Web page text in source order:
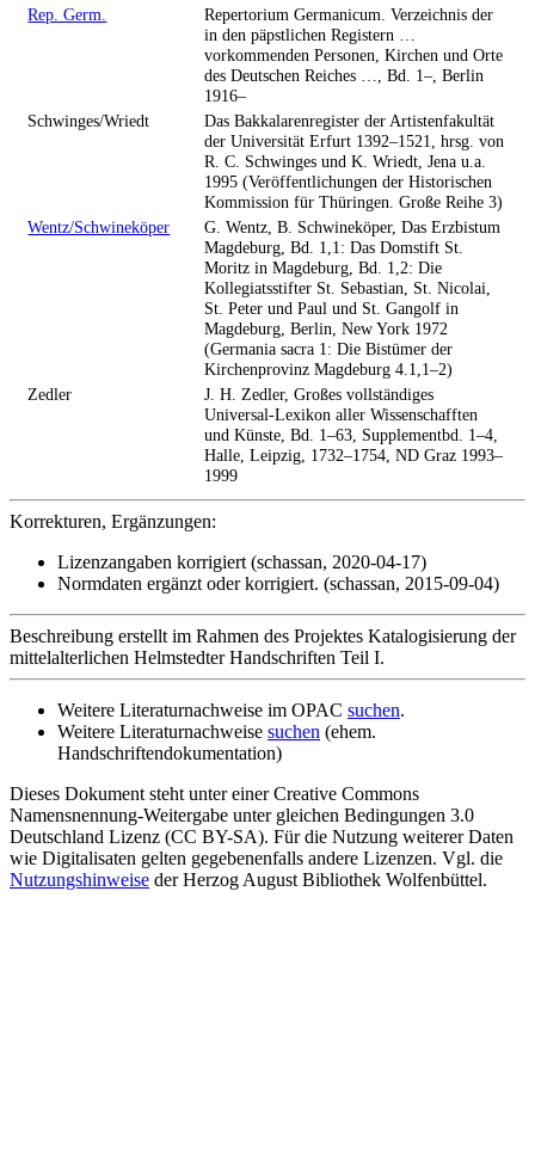
Rep. Germ.
Repertorium Germanicum. Verzeichnis der
in den päpstlichen Registern …
vorkommenden Personen, Kirchen und Orte
des Deutschen Reiches …, Bd. 1–, Berlin
1916–
Schwinges/Wriedt
Das Bakkalarenregister der Artistenfakultät
der Universität Erfurt 1392–1521, hrsg. von
R. C. Schwinges und K. Wriedt, Jena u.a.
1995 (Veröffentlichungen der Historischen
Kommission für Thüringen. Große Reihe 3)
Wentz/Schwineköper
G. Wentz, B. Schwineköper, Das Erzbistum
Magdeburg, Bd. 1,1: Das Domstift St.
Moritz in Magdeburg, Bd. 1,2: Die
Kollegiatsstifter St. Sebastian, St. Nicolai,
St. Peter und Paul und St. Gangolf in
Magdeburg, Berlin, New York 1972
(Germania sacra 1: Die Bistümer der
Kirchenprovinz Magdeburg 4.1,1–2)
Zedler
J. H. Zedler, Großes vollständiges
Universal-Lexikon aller Wissenschafften
und Künste, Bd. 1–63, Supplementbd. 1–4,
Halle, Leipzig, 1732–1754, ND Graz 1993–
1999
Korrekturen, Ergänzungen:
Lizenzangaben korrigiert (schassan, 2020-04-17)
Normdaten ergänzt oder korrigiert. (schassan, 2015-09-04)
Beschreibung erstellt im Rahmen des Projektes Katalogisierung der
mittelalterlichen Helmstedter Handschriften Teil I.
Weitere Literaturnachweise im OPAC suchen.
Weitere Literaturnachweise suchen (ehem.
Handschriftendokumentation)
Dieses Dokument steht unter einer Creative Commons
Namensnennung-Weitergabe unter gleichen Bedingungen 3.0
Deutschland Lizenz (CC BY-SA). Für die Nutzung weiterer Daten
wie Digitalisaten gelten gegebenenfalls andere Lizenzen. Vgl. die
Nutzungshinweise der Herzog August Bibliothek Wolfenbüttel.